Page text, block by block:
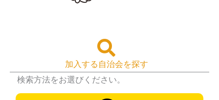
加入する自治会を探す
検索方法をお選びください。